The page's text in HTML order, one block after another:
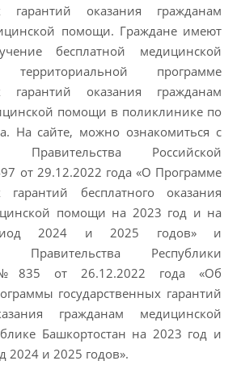
гарантий оказания гражданам
помощи. Граждане имеют
бесплатной медицинской
программе
гарантий оказания гражданам
помощи в поликлинике по
На сайте, можно ознакомиться с
Правительства Российской
от 29.12.2022 года «О Программе
гарантий бесплатного оказания
помощи на 2023 год и на
2024 и 2025 годов» и
Правительства Республики
№835 от 26.12.2022 года «Об
государственных гарантий
гражданам медицинской
Башкортостан на 2023 год и
2024 и 2025 годов».